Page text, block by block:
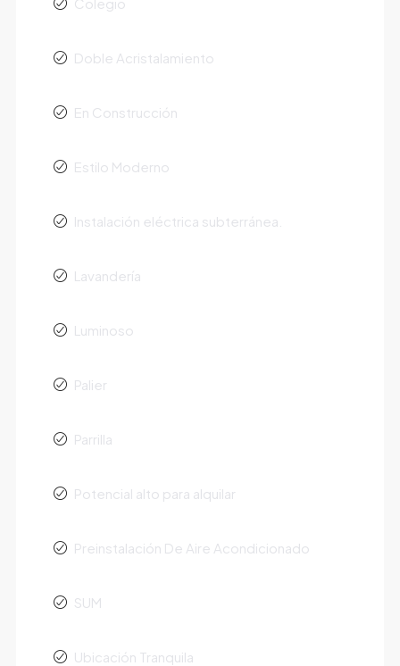
Doble Acristalamiento
En Construcción
Estilo Moderno
Instalación eléctrica subterránea.
Lavandería
Luminoso
Palier
Parrilla
Potencial alto para alquilar
Preinstalación De Aire Acondicionado
SUM
Ubicación Tranquila